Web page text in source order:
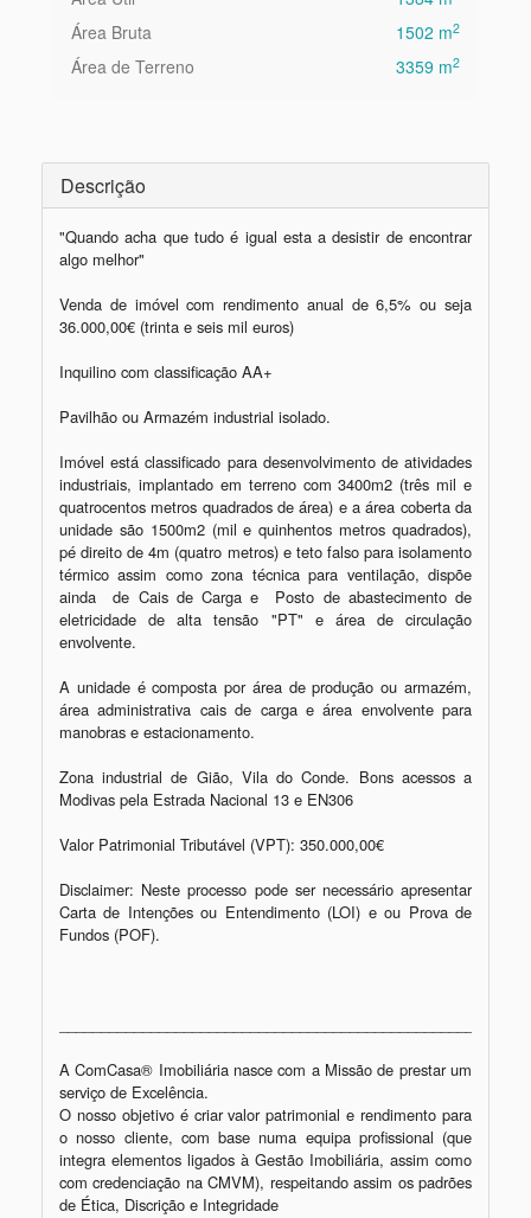
Área Bruta 1502 m2
Área de Terreno 3359 m2
Descrição
"Quando acha que tudo é igual esta a desistir de encontrar
algo melhor"
Venda de imóvel com rendimento anual de 6,5% ou seja
36.000,00€ (trinta e seis mil euros)
Inquilino com classificação AA+
Pavilhão ou Armazém industrial isolado.
Imóvel está classificado para desenvolvimento de atividades
industriais, implantado em terreno com 3400m2 (três mil e
quatrocentos metros quadrados de área) e a área coberta da
unidade são 1500m2 (mil e quinhentos metros quadrados),
pé direito de 4m (quatro metros) e teto falso para isolamento
térmico assim como zona técnica para ventilação, dispõe
ainda  de Cais de Carga e  Posto de abastecimento de
eletricidade de alta tensão "PT" e área de circulação
envolvente.
A unidade é composta por área de produção ou armazém,
área administrativa cais de carga e área envolvente para
manobras e estacionamento.
Zona industrial de Gião, Vila do Conde. Bons acessos a
Modivas pela Estrada Nacional 13 e EN306
Valor Patrimonial Tributável (VPT): 350.000,00€
Disclaimer: Neste processo pode ser necessário apresentar
Carta de Intenções ou Entendimento (LOI) e ou Prova de
Fundos (POF).
A ComCasa® Imobiliária nasce com a Missão de prestar um
serviço de Excelência.
O nosso objetivo é criar valor patrimonial e rendimento para
o nosso cliente, com base numa equipa profissional (que
integra elementos ligados à Gestão Imobiliária, assim como
com credenciação na CMVM), respeitando assim os padrões
de Ética, Discrição e Integridade